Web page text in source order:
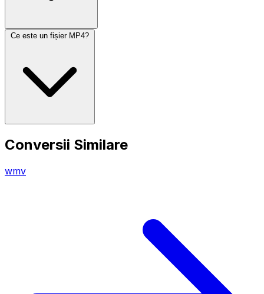
Ce este un fișier MP4?
Conversii Similare
wmv